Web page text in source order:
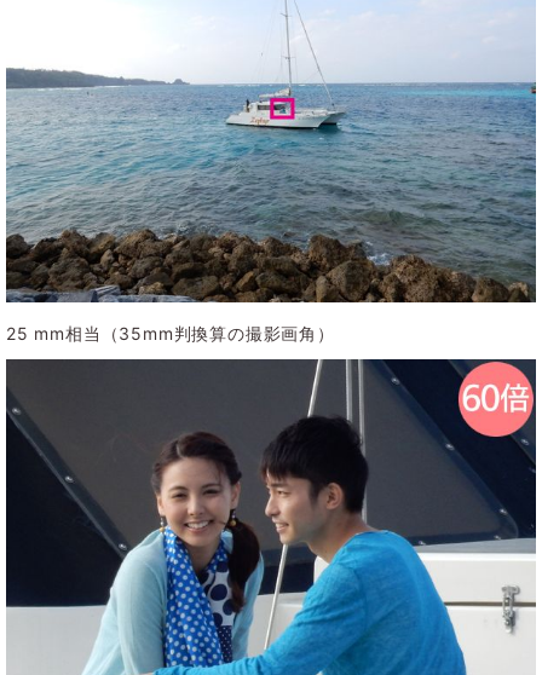
25 mm相当（35mm判換算の撮影画角）